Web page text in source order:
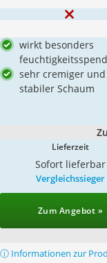
wirkt besonders
sehr cremiger und
stabiler Schaum
Lieferzeit
Sofort lieferbar
Vergleichssieger
Zum Angebot »
ⓘ Informationen zur